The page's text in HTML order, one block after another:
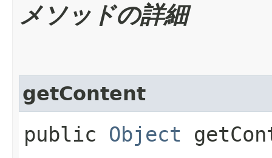
メソッドの詳細
getContent
public Object